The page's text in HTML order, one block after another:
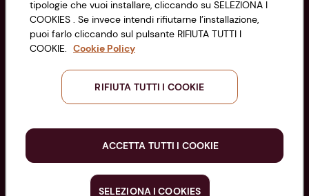
Seguici sui Social:
Scarica l'app
tipologie che vuoi installare, cliccando su SELEZIONA I
COOKIES . Se invece intendi rifiutarne l’installazione,
puoi farlo cliccando sul pulsante RIFIUTA TUTTI I
COOKIE. Cookie Policy
RIFIUTA TUTTI I COOKIE
ACCETTA TUTTI I COOKIE
SELEZIONA I COOKIES